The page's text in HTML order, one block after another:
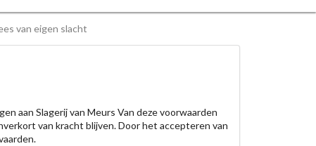
van eigen slacht
aan Slagerij van Meurs Van deze voorwaarden
van kracht blijven. Door het accepteren van